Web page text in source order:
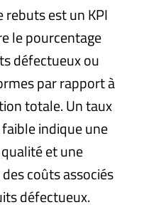
rebuts est un KPI
le pourcentage
défectueux ou
par rapport à
totale. Un taux
indique une
et une
coûts associés
défectueux.